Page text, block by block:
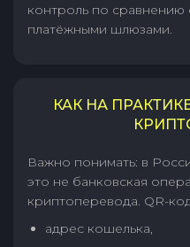
контроль по
платёжными шлюзами.
КАК НА
Важно понимать: в
это не банковская
криптоперевода. QR-
адрес кошелька,